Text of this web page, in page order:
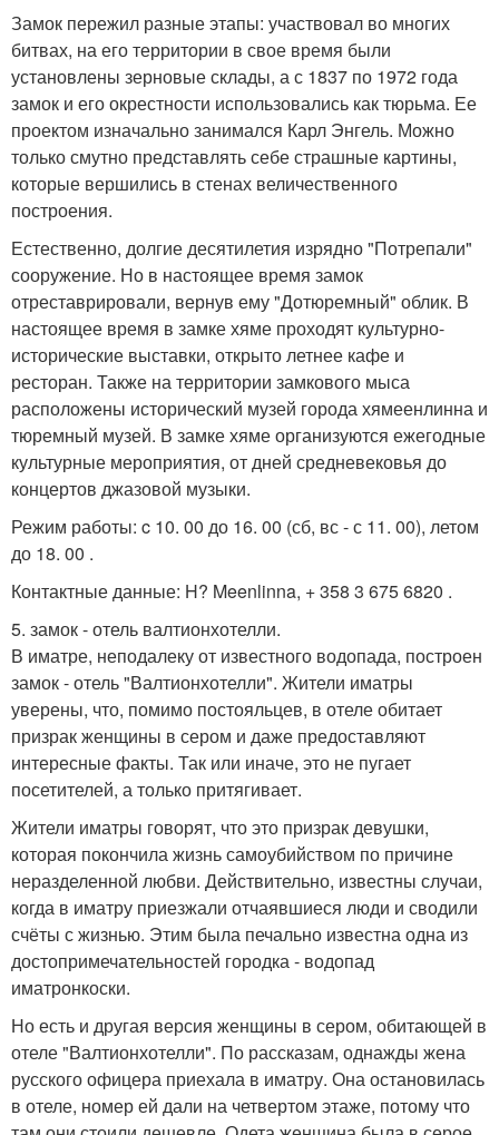
Замок пережил разные этапы: участвовал во многих
битвах, на его территории в свое время были
установлены зерновые склады, а с 1837 по 1972 года
замок и его окрестности использовались как тюрьма. Ее
проектом изначально занимался Карл Энгель. Можно
только смутно представлять себе страшные картины,
которые вершились в стенах величественного
построения.
Естественно, долгие десятилетия изрядно "Потрепали"
сооружение. Но в настоящее время замок
отреставрировали, вернув ему "Дотюремный" облик. В
настоящее время в замке хяме проходят культурно-
исторические выставки, открыто летнее кафе и
ресторан. Также на территории замкового мыса
расположены исторический музей города хямеенлинна и
тюремный музей. В замке хяме организуются ежегодные
культурные мероприятия, от дней средневековья до
концертов джазовой музыки.
Режим работы: c 10. 00 до 16. 00 (сб, вс - с 11. 00), летом
до 18. 00 .
Контактные данные: H? Meenlinna, + 358 3 675 6820 .
5. замок - отель валтионхотелли.
В иматре, неподалеку от известного водопада, построен
замок - отель "Валтионхотелли". Жители иматры
уверены, что, помимо постояльцев, в отеле обитает
призрак женщины в сером и даже предоставляют
интересные факты. Так или иначе, это не пугает
посетителей, а только притягивает.
Жители иматры говорят, что это призрак девушки,
которая покончила жизнь самоубийством по причине
неразделенной любви. Действительно, известны случаи,
когда в иматру приезжали отчаявшиеся люди и сводили
счёты с жизнью. Этим была печально известна одна из
достопримечательностей городка - водопад
иматронкоски.
Но есть и другая версия женщины в сером, обитающей в
отеле "Валтионхотелли". По рассказам, однажды жена
русского офицера приехала в иматру. Она остановилась
в отеле, номер ей дали на четвертом этаже, потому что